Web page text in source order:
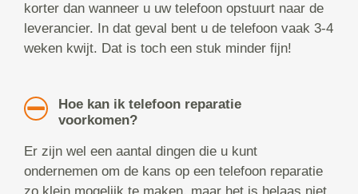
korter dan wanneer u uw telefoon opstuurt naar de
leverancier. In dat geval bent u de telefoon vaak 3-4
weken kwijt. Dat is toch een stuk minder fijn!
Hoe kan ik telefoon reparatie
voorkomen?
Er zijn wel een aantal dingen die u kunt
ondernemen om de kans op een telefoon reparatie